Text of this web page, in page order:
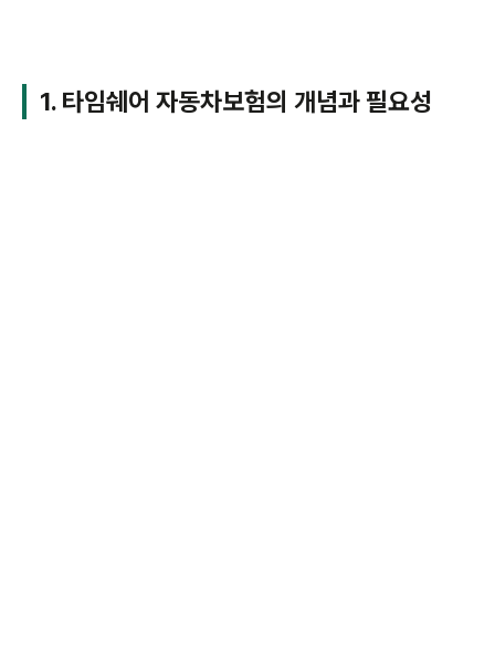
1. 타임쉐어 자동차보험의 개념과 필요성